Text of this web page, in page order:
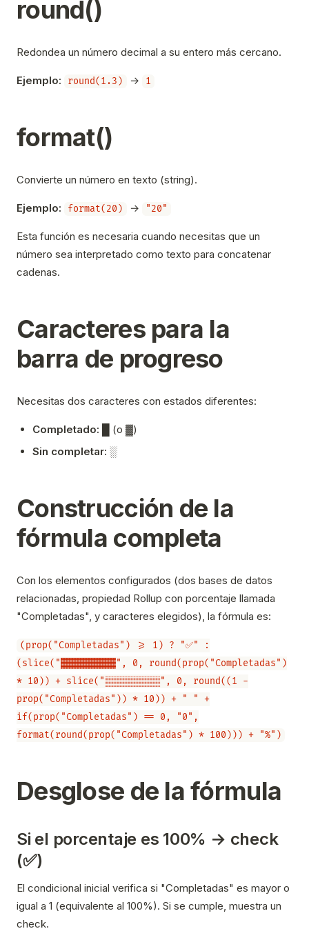
round()
Redondea un número decimal a su entero más cercano.
Ejemplo: round(1.3) → 1
format()
Convierte un número en texto (string).
Ejemplo: format(20) → "20"
Esta función es necesaria cuando necesitas que un
número sea interpretado como texto para concatenar
cadenas.
Caracteres para la
barra de progreso
Necesitas dos caracteres con estados diferentes:
Completado: █ (o ▓)
Sin completar: ░
Construcción de la
fórmula completa
Con los elementos configurados (dos bases de datos
relacionadas, propiedad Rollup con porcentaje llamada
"Completadas", y caracteres elegidos), la fórmula es:
(prop("Completadas") >= 1) ? "✅" :
(slice("▓▓▓▓▓▓▓▓▓▓", 0, round(prop("Completadas")
* 10)) + slice("░░░░░░░░░░", 0, round((1 -
prop("Completadas")) * 10)) + " " +
if(prop("Completadas") == 0, "0",
format(round(prop("Completadas") * 100))) + "%")
Desglose de la fórmula
Si el porcentaje es 100% → check
(✅)
El condicional inicial verifica si "Completadas" es mayor o
igual a 1 (equivalente al 100%). Si se cumple, muestra un
check.